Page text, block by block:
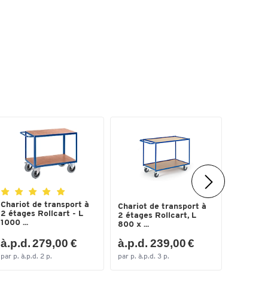
Chariot de transport à
2 étages Rollcart - L
1000 ...
à.p.d. 279,00 €
par p. à.p.d. 2 p.
Chariot de transport à
2 étages Rollcart, L
800 x ...
à.p.d. 239,00 €
par p. à.p.d. 3 p.